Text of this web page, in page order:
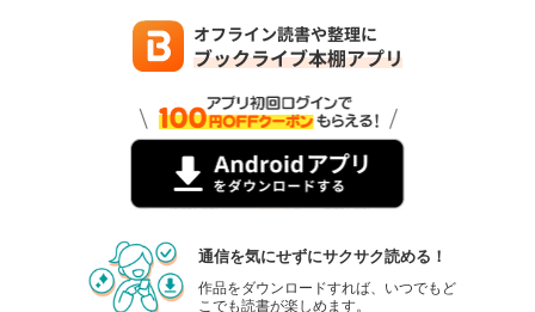
通信を気にせずにサクサク読める！
作品をダウンロードすれば、いつでもど
こでも読書が楽しめます。